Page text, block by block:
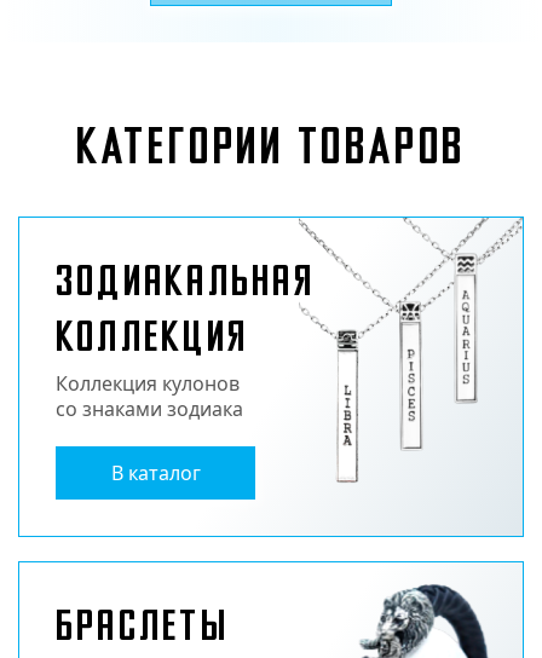
КАТЕГОРИИ ТОВАРОВ
Зодиакальная
коллекция
Коллекция кулонов
со знаками зодиака
В каталог
Браслеты